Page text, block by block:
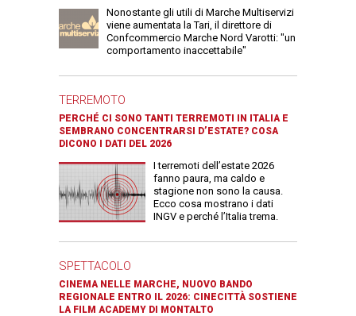
Nonostante gli utili di Marche Multiservizi
viene aumentata la Tari, il direttore di
Confcommercio Marche Nord Varotti: "un
comportamento inaccettabile"
TERREMOTO
PERCHÉ CI SONO TANTI TERREMOTI IN ITALIA E
SEMBRANO CONCENTRARSI D’ESTATE? COSA
DICONO I DATI DEL 2026
I terremoti dell’estate 2026
fanno paura, ma caldo e
stagione non sono la causa.
Ecco cosa mostrano i dati
INGV e perché l’Italia trema.
SPETTACOLO
CINEMA NELLE MARCHE, NUOVO BANDO
REGIONALE ENTRO IL 2026: CINECITTÀ SOSTIENE
LA FILM ACADEMY DI MONTALTO